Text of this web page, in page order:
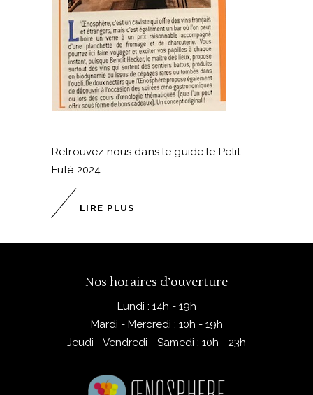
Retrouvez nous dans le guide le Petit
Futé 2024
LIRE PLUS
Nos horaires d’ouverture
Lundi : 14h - 19h
Mardi - Mercredi : 10h - 19h
Jeudi - Vendredi - Samedi : 10h - 23h